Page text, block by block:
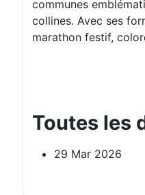
communes
collines. Avec ses
marathon festif,
Toutes les
29 Mar 2026